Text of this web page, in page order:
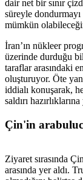
dair net bir sınır
süreyle
mümkün
İran’ın nükleer
üzerinde durduğu
taraflar arasındaki
oluşturuyor. Öte
iddialı konuşarak,
saldırı
Çin'in
Ziyaret sırasında
arasında yer aldı.